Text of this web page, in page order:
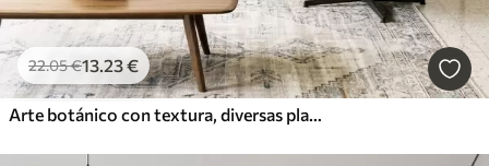
22.05€13 .23€